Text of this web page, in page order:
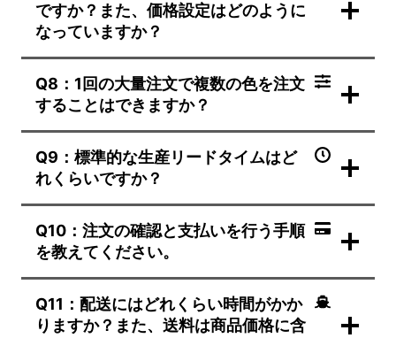
ですか？また、価格設定はどのように
なっていますか？
Q8：1回の大量注文で複数の色を注文
することはできますか？
Q9：標準的な生産リードタイムはど
れくらいですか？
Q10：注文の確認と支払いを行う手順
を教えてください。
Q11：配送にはどれくらい時間がかか
りますか？また、送料は商品価格に含